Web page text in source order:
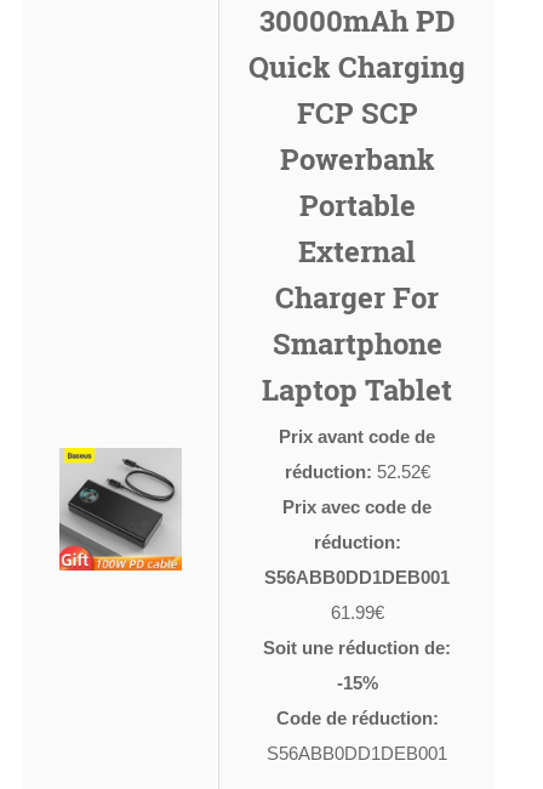
30000mAh PD
Quick Charging
FCP SCP
Powerbank
Portable
External
Charger For
Smartphone
Laptop Tablet
Prix avant code de
réduction: 52.52€
Prix avec code de
réduction:
S56ABB0DD1DEB001
61.99€
Soit une réduction de:
-15%
Code de réduction:
S56ABB0DD1DEB001